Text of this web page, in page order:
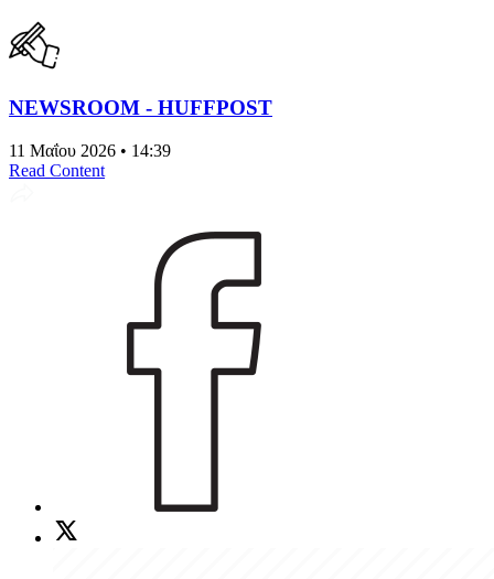
NEWSROOM - HUFFPOST
11 Μαΐου 2026 • 14:39
Read Content